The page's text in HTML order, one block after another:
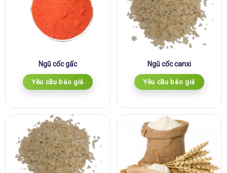
Ngũ cốc gấc
Yêu cầu báo giá
Ngũ cốc canxi
Yêu cầu báo giá